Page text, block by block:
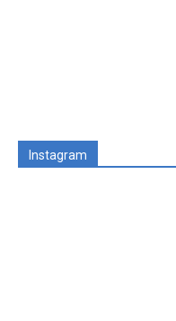
Instagram